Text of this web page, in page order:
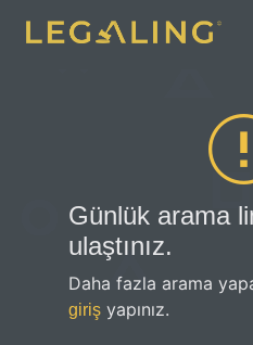
Günlük arama
ulaştınız.
Daha fazla arama
giriş yapınız.